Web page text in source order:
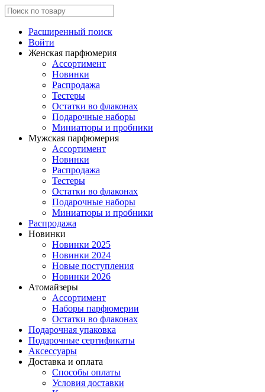
Расширенный поиск
Войти
Женская парфюмерия
Ассортимент
Новинки
Распродажа
Тестеры
Остатки во флаконах
Подарочные наборы
Миниатюры и пробники
Мужская парфюмерия
Ассортимент
Новинки
Распродажа
Тестеры
Остатки во флаконах
Подарочные наборы
Миниатюры и пробники
Распродажа
Новинки
Новинки 2025
Новинки 2024
Новые поступления
Новинки 2026
Атомайзеры
Ассортимент
Наборы парфюмерии
Остатки во флаконах
Подарочная упаковка
Подарочные сертификаты
Аксессуары
Доставка и оплата
Способы оплаты
Условия доставки